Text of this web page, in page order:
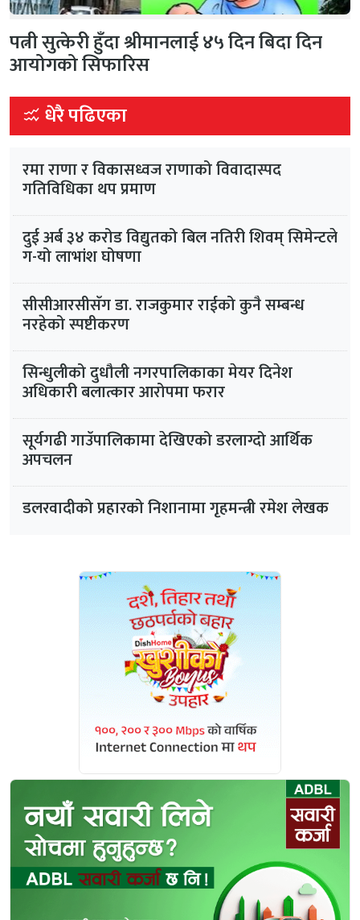
पत्नी सुत्केरी हुँदा श्रीमानलाई ४५ दिन बिदा दिन
आयोगको सिफारिस
धेरै पढिएका
रमा राणा र विकासध्वज राणाको विवादास्पद
गतिविधिका थप प्रमाण
दुई अर्ब ३४ करोड विद्युतको बिल नतिरी शिवम् सिमेन्टले
ग-यो लाभांश घोषणा
सीसीआरसीसँग डा. राजकुमार राईको कुनै सम्बन्ध
नरहेको स्पष्टीकरण
सिन्धुलीको दुधौली नगरपालिकाका मेयर दिनेश
अधिकारी बलात्कार आरोपमा फरार
सूर्यगढी गाउँपालिकामा देखिएको डरलाग्दो आर्थिक
अपचलन
डलरवादीको प्रहारको निशानामा गृहमन्त्री रमेश लेखक